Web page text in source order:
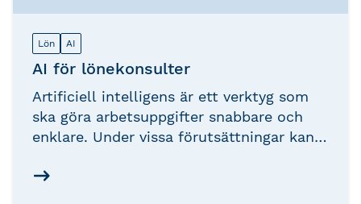
Lön AI
AI för lönekonsulter
Artificiell intelligens är ett verktyg som
ska göra arbetsuppgifter snabbare och
enklare. Under vissa förutsättningar kan
manuellt av människor.